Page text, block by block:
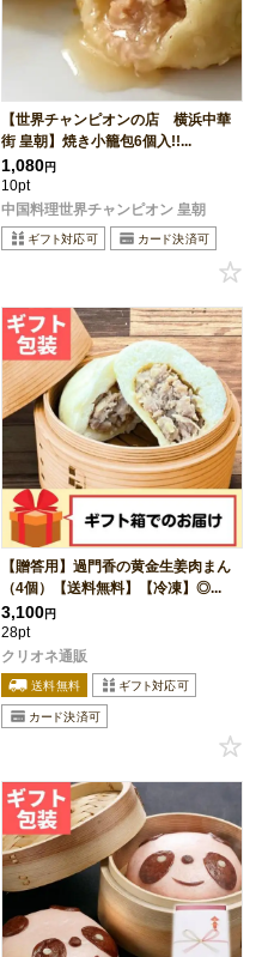
【世界チャンピオンの店 横浜中華
街 皇朝】焼き小籠包6個入!!...
1,080円
10pt
中国料理世界チャンピオン 皇朝
【贈答用】過門香の黄金生姜肉まん
（4個）【送料無料】【冷凍】◎...
3,100円
28pt
クリオネ通販